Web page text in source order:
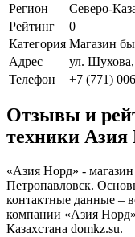
Регион
Северо-
Рейтинг
0
Категория Магазин
Адрес
ул. Шухова,
Телефон
+7 (771)
Отзывы и
техники Азия
«Азия Норд» -
Петропавловск.
контактные данные –
компании «Азия
Казахстана domkz.su.